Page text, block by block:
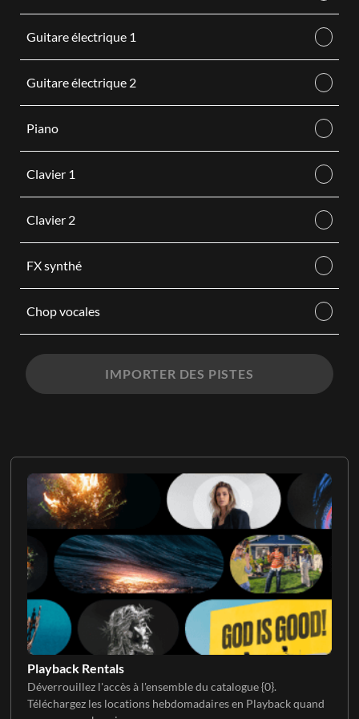
Playback Rentals
Déverrouillez l'accès à l'ensemble du catalogue {0}.
Téléchargez les locations hebdomadaires en Playback quand
Guitare électrique 1
Guitare électrique 2
Piano
Clavier 1
Clavier 2
FX synthé
Chop vocales
IMPORTER DES PISTES